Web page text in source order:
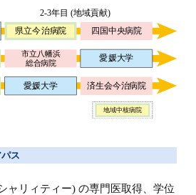
ス
ャリィティー) の専門医取得、学位